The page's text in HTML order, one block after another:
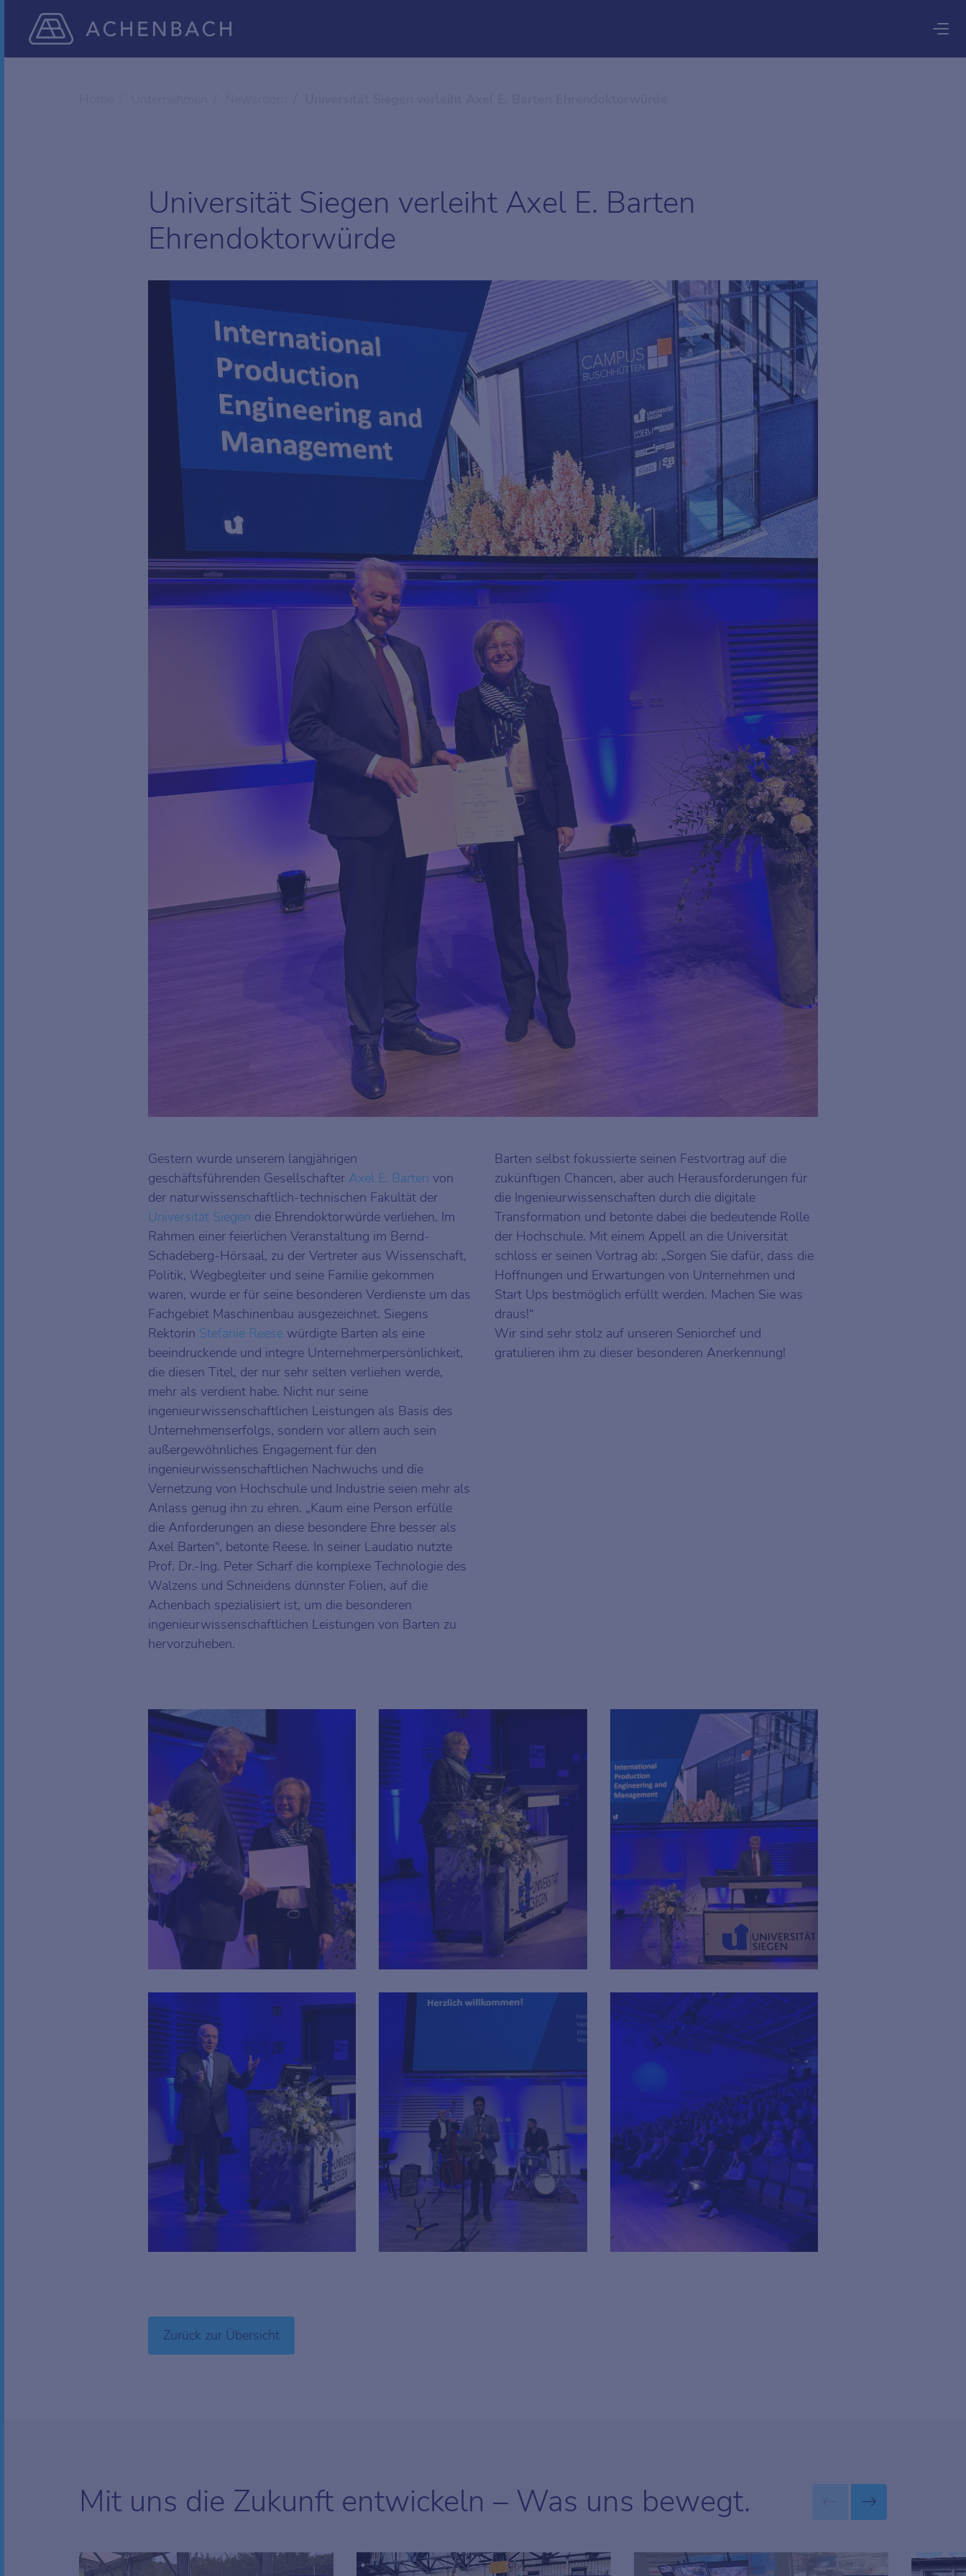
Universität Siegen verleiht Axel E. Barten
Ehrendoktorwürde
Gestern wurde unserem langjährigen
geschäftsführenden Gesellschafter Axel E. Barten von
der naturwissenschaftlich-technischen Fakultät der
Universität Siegen die Ehrendoktorwürde verliehen. Im
Rahmen einer feierlichen Veranstaltung im Bernd-
Schadeberg-Hörsaal, zu der Vertreter aus Wissenschaft,
Politik, Wegbegleiter und seine Familie gekommen
waren, wurde er für seine besonderen Verdienste um das
Fachgebiet Maschinenbau ausgezeichnet. Siegens
Rektorin Stefanie Reese würdigte Barten als eine
beeindruckende und integre Unternehmerpersönlichkeit,
die diesen Titel, der nur sehr selten verliehen werde,
mehr als verdient habe. Nicht nur seine
ingenieurwissenschaftlichen Leistungen als Basis des
Unternehmenserfolgs, sondern vor allem auch sein
außergewöhnliches Engagement für den
ingenieurwissenschaftlichen Nachwuchs und die
Vernetzung von Hochschule und Industrie seien mehr als
Anlass genug ihn zu ehren. „Kaum eine Person erfülle
die Anforderungen an diese besondere Ehre besser als
Axel Barten“, betonte Reese. In seiner Laudatio nutzte
Prof. Dr.-Ing. Peter Scharf die komplexe Technologie des
Walzens und Schneidens dünnster Folien, auf die
Achenbach spezialisiert ist, um die besonderen
ingenieurwissenschaftlichen Leistungen von Barten zu
hervorzuheben.
Barten selbst fokussierte seinen Festvortrag auf die
zukünftigen Chancen, aber auch Herausforderungen für
die Ingenieurwissenschaften durch die digitale
Transformation und betonte dabei die bedeutende Rolle
der Hochschule. Mit einem Appell an die Universität
schloss er seinen Vortrag ab: „Sorgen Sie dafür, dass die
Hoffnungen und Erwartungen von Unternehmen und
Start Ups bestmöglich erfüllt werden. Machen Sie was
draus!“
Wir sind sehr stolz auf unseren Seniorchef und
gratulieren ihm zu dieser besonderen Anerkennung!
Zurück zur Übersicht
Mit uns die Zukunft entwickeln – Was uns bewegt.